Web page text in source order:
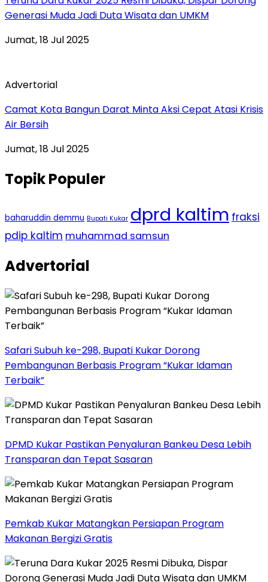
Generasi Muda Jadi Duta Wisata dan UMKM
Jumat, 18 Jul 2025
Advertorial
Camat Kota Bangun Darat Minta Aksi Cepat Atasi Krisis
Air Bersih
Jumat, 18 Jul 2025
Topik Populer
baharuddin demmu Bupati Kukar dprd kaltim fraksi
pdip kaltim muhammad samsun
Advertorial
Safari Subuh ke-298, Bupati Kukar Dorong
Pembangunan Berbasis Program “Kukar Idaman
Terbaik”
DPMD Kukar Pastikan Penyaluran Bankeu Desa Lebih
Transparan dan Tepat Sasaran
Pemkab Kukar Matangkan Persiapan Program
Makanan Bergizi Gratis